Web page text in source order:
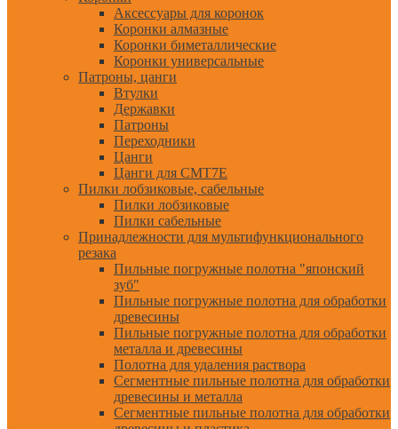
Аксессуары для коронок
Коронки алмазные
Коронки биметаллические
Коронки универсальные
Патроны, цанги
Втулки
Державки
Патроны
Переходники
Цанги
Цанги для CMT7E
Пилки лобзиковые, сабельные
Пилки лобзиковые
Пилки сабельные
Принадлежности для мультифункционального
резака
Пильные погружные полотна "японский
зуб"
Пильные погружные полотна для обработки
древесины
Пильные погружные полотна для обработки
металла и древесины
Полотна для удаления раствора
Сегментные пильные полотна для обработки
древесины и металла
Сегментные пильные полотна для обработки